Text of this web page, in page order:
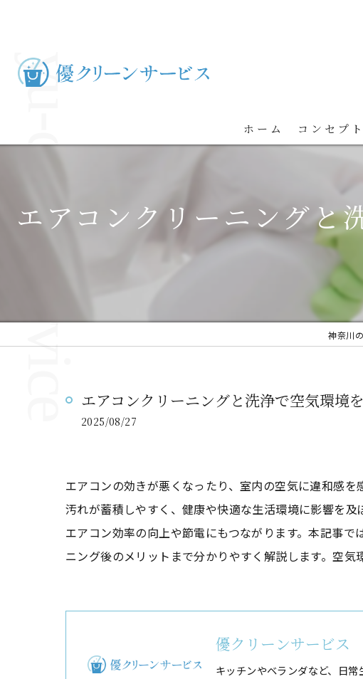
ホーム コンセプト
エアコンクリーニングと
神奈川
エアコンクリーニングと洗浄で空気環境
2025/08/27
エアコンの効きが悪くなったり、室内の空気に違和感
汚れが蓄積しやすく、健康や快適な生活環境に影響を
エアコン効率の向上や節電にもつながります。本記事
ニング後のメリットまで分かりやすく解説します。空
優クリーンサービス
キッチンやベランダなど、日